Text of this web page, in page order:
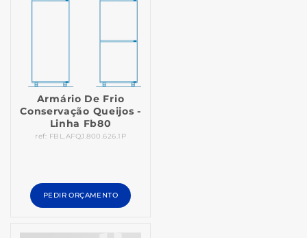
Armário De Frio
Conservação Queijos -
Linha Fb80
ref: FBL.AFQJ.800.626.1P
PEDIR ORÇAMENTO